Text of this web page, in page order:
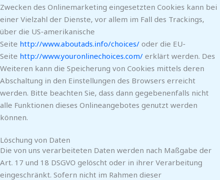
Zwecken des Onlinemarketing eingesetzten Cookies kann bei
einer Vielzahl der Dienste, vor allem im Fall des Trackings,
über die US-amerikanische
Seite http://www.aboutads.info/choices/ oder die EU-
Seite http://www.youronlinechoices.com/ erklärt werden. Des
Weiteren kann die Speicherung von Cookies mittels deren
Abschaltung in den Einstellungen des Browsers erreicht
werden. Bitte beachten Sie, dass dann gegebenenfalls nicht
alle Funktionen dieses Onlineangebotes genutzt werden
können.
Löschung von Daten
Die von uns verarbeiteten Daten werden nach Maßgabe der
Art. 17 und 18 DSGVO gelöscht oder in ihrer Verarbeitung
eingeschränkt. Sofern nicht im Rahmen dieser